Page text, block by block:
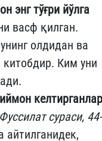
энг тўғри йўлга
васф қилган.
олдидан ва
китобдир. Ким уни
келтирганлар
Фуссилат сураси, 44-